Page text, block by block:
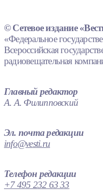
© Сетевое издание
«Федеральное
Всероссийская
радиовещательная
Главный редактор
А. А. Филипповский
Эл. почта редакции
info@vesti.ru
Телефон редакции
+7 495 232 63 33